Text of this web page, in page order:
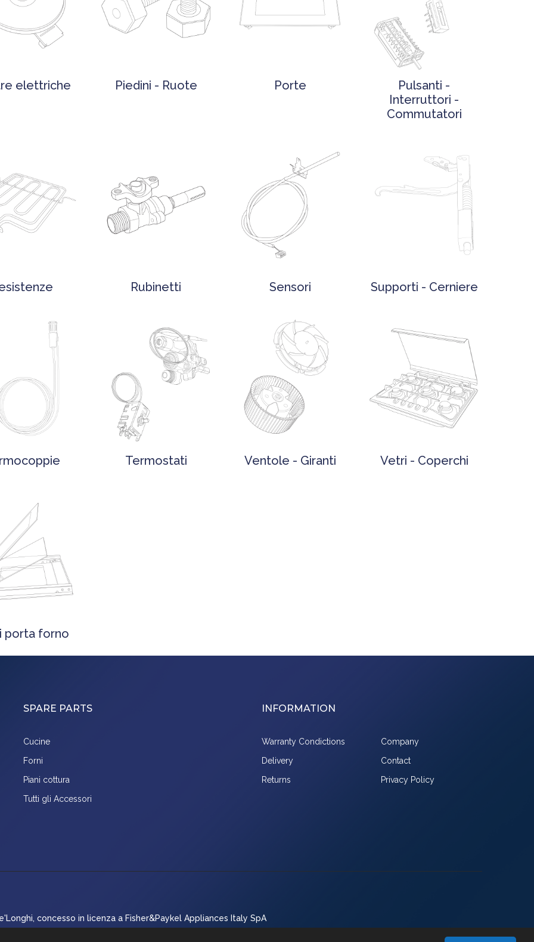
elettriche Piedini - Ruote Porte
Pulsanti -
Interruttori -
Commutatori
Rubinetti Sensori Supporti - Cerniere
Termostati Ventole - Giranti Vetri - Coperchi
porta forno
SPARE PARTS
Cucine
Forni
Piani cottura
Tutti gli Accessori
INFORMATION
Warranty Condictions
Delivery
Returns
Company
Contact
Privacy Policy
concesso in licenza a Fisher&Paykel Appliances Italy SpA